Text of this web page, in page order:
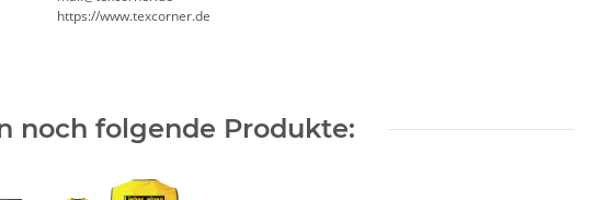
https://www.texcorner.de
noch folgende Produkte: